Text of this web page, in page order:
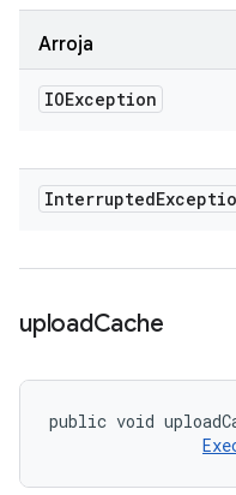
Arroja
IOException
Interrupted
uploadCache
public void